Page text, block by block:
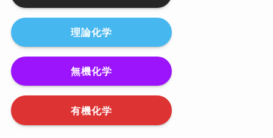
理論化学
無機化学
有機化学